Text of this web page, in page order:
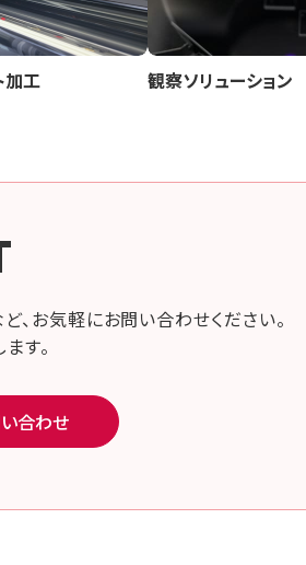
加工 観察ソリューション
、お気軽にお問い合わせください。
す。
合わせ